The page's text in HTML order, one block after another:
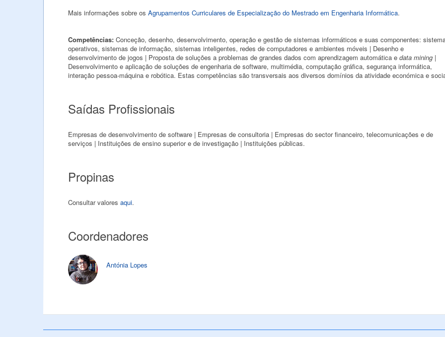
Mais informações sobre os Agrupamentos Curriculares de Especialização do Mestrado em Engenharia Informática.
Competências: Conceção, desenho, desenvolvimento, operação e gestão de sistemas informáticos e suas componentes:
operativos, sistemas de informação, sistemas inteligentes, redes de computadores e ambientes móveis | Desenho e
desenvolvimento de jogos | Proposta de soluções a problemas de grandes dados com aprendizagem automática e data mining |
Desenvolvimento e aplicação de soluções de engenharia de software, multimédia, computação gráfica, segurança informática,
interação pessoa-máquina e robótica. Estas competências são transversais aos diversos domínios da atividade económica e
Saídas Profissionais
Empresas de desenvolvimento de software | Empresas de consultoria | Empresas do sector financeiro, telecomunicações e de
serviços | Instituições de ensino superior e de investigação | Instituições públicas.
Propinas
Consultar valores aqui.
Coordenadores
Antónia Lopes